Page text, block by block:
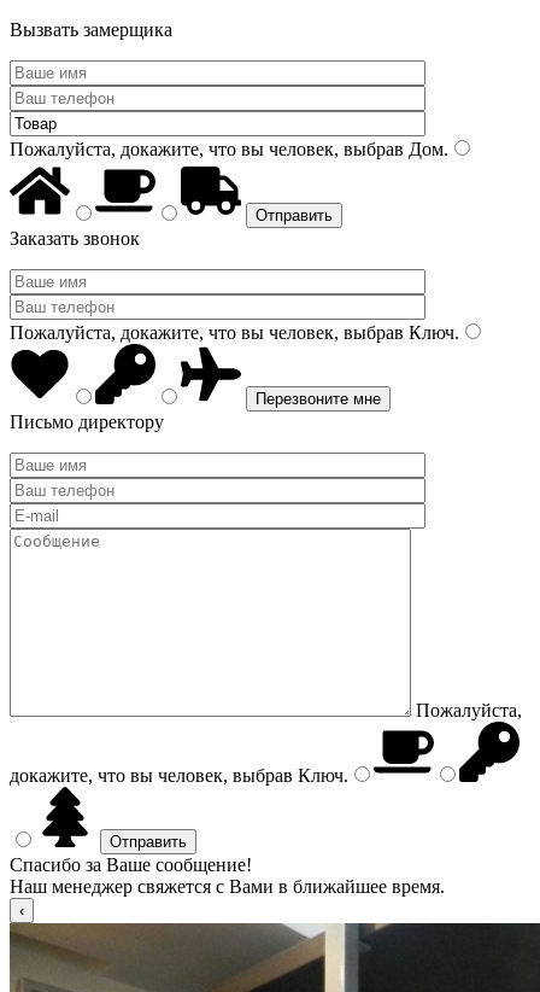
Вызвать замерщика
Пожалуйста, докажите, что вы человек, выбрав Дом.
Заказать звонок
Пожалуйста, докажите, что вы человек, выбрав Ключ.
Письмо директору
Пожалуйста,
докажите, что вы человек, выбрав Ключ.
Спасибо за Ваше сообщение!
Наш менеджер свяжется с Вами в ближайшее время.